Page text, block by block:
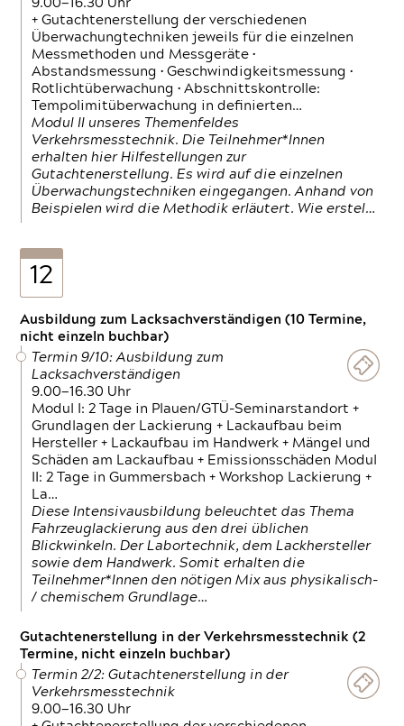
9.00—16.30 Uhr
+ Gutachtenerstellung der verschiedenen
Überwachungtechniken jeweils für die einzelnen
Messmethoden und Messgeräte •
Abstandsmessung • Geschwindigkeitsmessung •
Rotlichtüberwachung • Abschnittskontrolle:
Tempolimitüberwachung in definierten…
Modul II unseres Themenfeldes
Verkehrsmesstechnik. Die Teilnehmer*Innen
erhalten hier Hilfestellungen zur
Gutachtenerstellung. Es wird auf die einzelnen
Überwachungstechniken eingegangen. Anhand von
Beispielen wird die Methodik erläutert. Wie erstel…
12
Ausbildung zum Lacksachverständigen (10 Termine,
nicht einzeln buchbar)
Termin 9/10: Ausbildung zum
Lacksachverständigen
9.00—16.30 Uhr
Modul I: 2 Tage in Plauen/GTÜ-Seminarstandort +
Grundlagen der Lackierung + Lackaufbau beim
Hersteller + Lackaufbau im Handwerk + Mängel und
Schäden am Lackaufbau + Emissionsschäden Modul
II: 2 Tage in Gummersbach + Workshop Lackierung +
La…
Diese Intensivausbildung beleuchtet das Thema
Fahrzeuglackierung aus den drei üblichen
Blickwinkeln. Der Labortechnik, dem Lackhersteller
sowie dem Handwerk. Somit erhalten die
Teilnehmer*Innen den nötigen Mix aus physikalisch-
/ chemischem Grundlage…
Gutachtenerstellung in der Verkehrsmesstechnik (2
Termine, nicht einzeln buchbar)
Termin 2/2: Gutachtenerstellung in der
Verkehrsmesstechnik
9.00—16.30 Uhr